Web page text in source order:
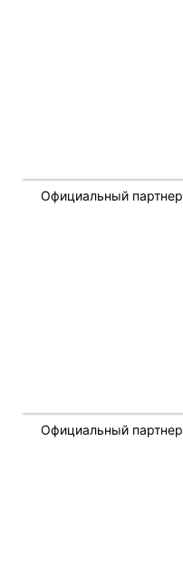
Официальный партнер
Официальный партнер